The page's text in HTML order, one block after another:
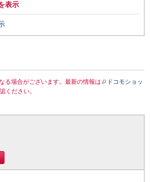
表示
る場合がございます。最新の情報は
ドコモショッ
ください。